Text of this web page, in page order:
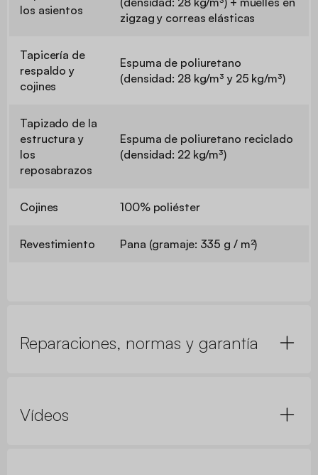
los asientos
zigzag y correas elásticas
Tapicería de
respaldo y
cojines
Espuma de poliuretano
(densidad: 28 kg/m³ y 25 kg/m³)
Tapizado de la
estructura y
los
reposabrazos
Espuma de poliuretano reciclado
(densidad: 22 kg/m³)
Cojines 100% poliéster
Revestimiento Pana (gramaje: 335 g / m²)
Reparaciones, normas y garantía
Vídeos